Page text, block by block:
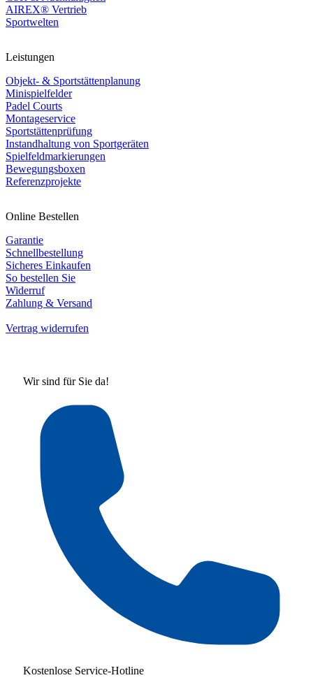
AIREX® Vertrieb
Sportwelten
Leistungen
Objekt- & Sportstättenplanung
Minispielfelder
Padel Courts
Montageservice
Sportstättenprüfung
Instandhaltung von Sportgeräten
Spielfeldmarkierungen
Bewegungsboxen
Referenzprojekte
Online Bestellen
Garantie
Schnellbestellung
Sicheres Einkaufen
So bestellen Sie
Widerruf
Zahlung & Versand
Vertrag widerrufen
Wir sind für Sie da!
Kostenlose Service-Hotline